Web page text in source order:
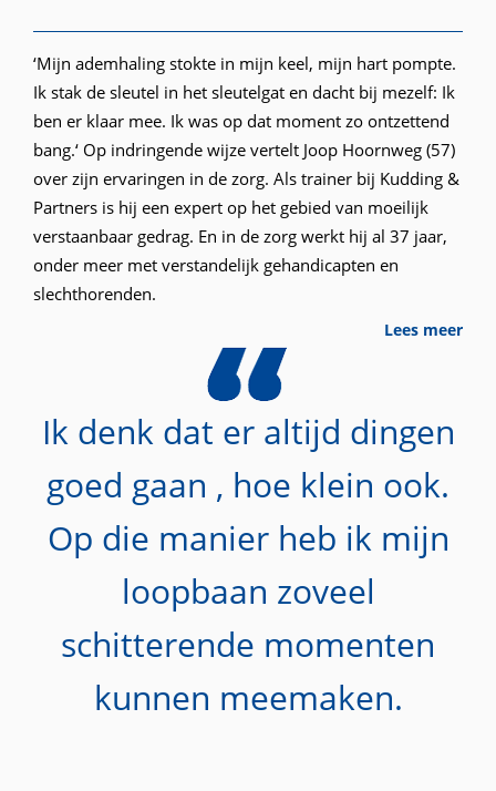
‘Mijn ademhaling stokte in mijn keel, mijn hart pompte.
Ik stak de sleutel in het sleutelgat en dacht bij mezelf: Ik
ben er klaar mee. Ik was op dat moment zo ontzettend
bang.‘ Op indringende wijze vertelt Joop Hoornweg (57)
over zijn ervaringen in de zorg. Als trainer bij Kudding &
Partners is hij een expert op het gebied van moeilijk
verstaanbaar gedrag. En in de zorg werkt hij al 37 jaar,
onder meer met verstandelijk gehandicapten en
slechthorenden.
Lees meer
Ik denk dat er altijd dingen
goed gaan , hoe klein ook.
Op die manier heb ik mijn
loopbaan zoveel
schitterende momenten
kunnen meemaken.